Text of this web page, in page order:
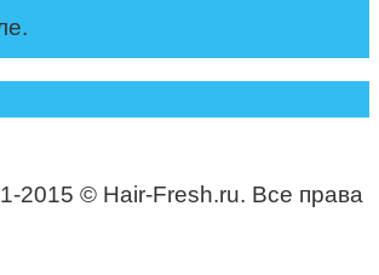
2015 © Hair-Fresh.ru. Все права